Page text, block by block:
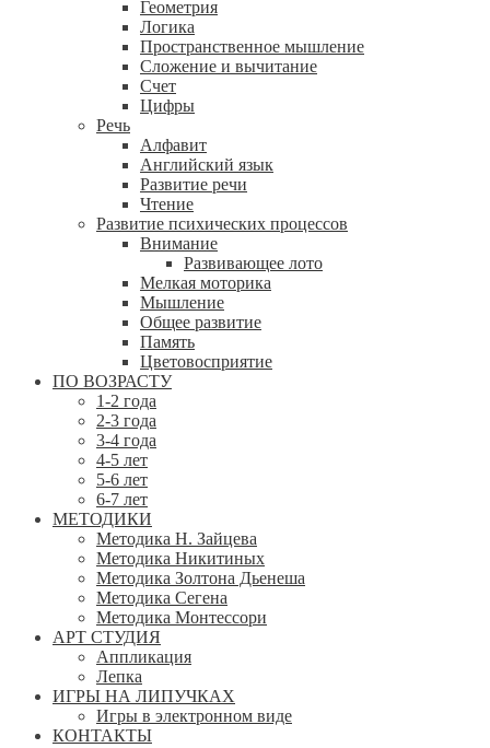
Геометрия
Логика
Пространственное мышление
Сложение и вычитание
Счет
Цифры
Речь
Алфавит
Английский язык
Развитие речи
Чтение
Развитие психических процессов
Внимание
Развивающее лото
Мелкая моторика
Мышление
Общее развитие
Память
Цветовосприятие
ПО ВОЗРАСТУ
1-2 года
2-3 года
3-4 года
4-5 лет
5-6 лет
6-7 лет
МЕТОДИКИ
Методика Н. Зайцева
Методика Никитиных
Методика Золтона Дьенеша
Методика Сегена
Методика Монтессори
АРТ СТУДИЯ
Аппликация
Лепка
ИГРЫ НА ЛИПУЧКАХ
Игры в электронном виде
КОНТАКТЫ